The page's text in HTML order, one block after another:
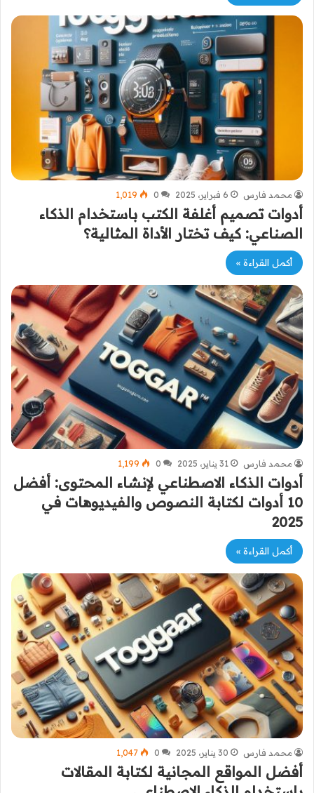
محمد فارس 6 فبراير، 2025 0 1٬019
أدوات تصميم أغلفة الكتب باستخدام الذكاء
الصناعي: كيف تختار الأداة المثالية؟
أكمل القراءة »
محمد فارس 31 يناير، 2025 0 1٬199
أدوات الذكاء الاصطناعي لإنشاء المحتوى: أفضل
10 أدوات لكتابة النصوص والفيديوهات في
2025
أكمل القراءة »
محمد فارس 30 يناير، 2025 0 1٬047
أفضل المواقع المجانية لكتابة المقالات